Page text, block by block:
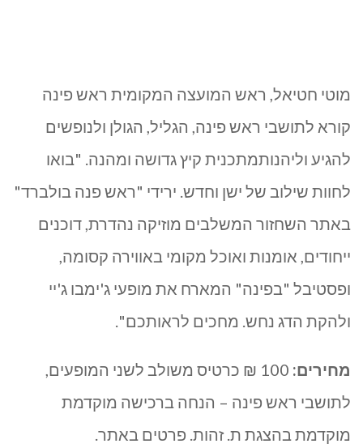
מוטי חטיאל, ראש המועצה המקומית ראש פינה
קורא לתושבי ראש פינה, הגליל, הגולן ולנופשים
להגיע וליהנותמתכנית קיץ גדושה ומהנה. "בואו
לחוות שילוב של ישן וחדש. ירידי "ראש פנה בולברד"
באתר השחזור המשלבים מוזיקה נהדרת, דוכנים
ייחודים, אומנות ואוכל מקומי באווירה קסומה,
ופסטיבל "בפינה" המארח את מופעי ג'ימבו ג'יי
ולהקת הדג נחש. מחכים לראותכם".
מחירים:
לתושבי ראש פינה – הנחה ברכישה מוקדמת
מוקדמת בהצגת ת. זהות. פרטים באתר.